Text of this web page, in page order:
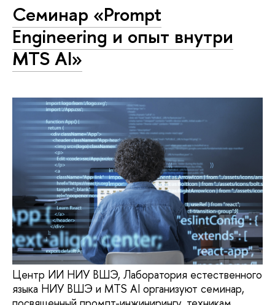
Семинар «Prompt
Engineering и опыт внутри
MTS AI»
Центр ИИ НИУ ВШЭ, Лаборатория естественного
языка НИУ ВШЭ и MTS AI организуют семинар,